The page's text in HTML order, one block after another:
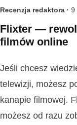
Recenzja redaktora · 9
Flixter —
filmów online
Jeśli chcesz
telewizji, możesz
kanapie filmowej.
możesz od razu